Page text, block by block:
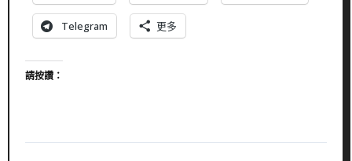
Telegram 更多
請按讚：